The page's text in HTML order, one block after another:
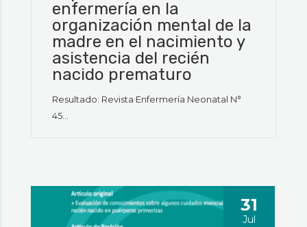
enfermería en la
organización mental de la
madre en el nacimiento y
asistencia del recién
nacido prematuro
Resultado: Revista Enfermería Neonatal N°
45...
31
Jul